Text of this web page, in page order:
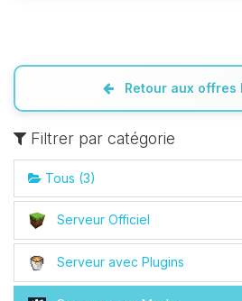
Retour aux offres
Filtrer par catégorie
Tous (3)
Serveur Officiel
Serveur avec Plugins
Youpi, enfin
parler ! Moi c’est
assistant BoxToPlay.